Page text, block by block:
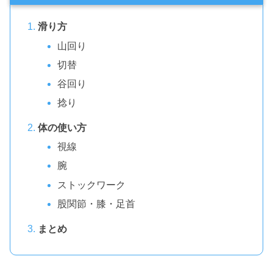
滑り方
山回り
切替
谷回り
捻り
体の使い方
視線
腕
ストックワーク
股関節・膝・足首
まとめ